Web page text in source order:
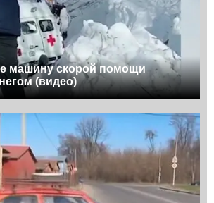
машину скорой помощи
(видео)